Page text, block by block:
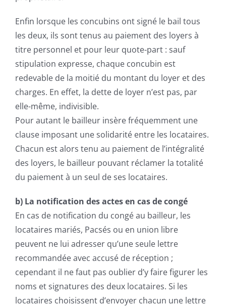
Enfin lorsque les concubins ont signé le bail tous
les deux, ils sont tenus au paiement des loyers à
titre personnel et pour leur quote-part : sauf
stipulation expresse, chaque concubin est
redevable de la moitié du montant du loyer et des
charges. En effet, la dette de loyer n’est pas, par
elle-même, indivisible.
Pour autant le bailleur insère fréquemment une
clause imposant une solidarité entre les locataires.
Chacun est alors tenu au paiement de l’intégralité
des loyers, le bailleur pouvant réclamer la totalité
du paiement à un seul de ses locataires.
b) La notification des actes en cas de congé
En cas de notification du congé au bailleur, les
locataires mariés, Pacsés ou en union libre
peuvent ne lui adresser qu’une seule lettre
recommandée avec accusé de réception ;
cependant il ne faut pas oublier d’y faire figurer les
noms et signatures des deux locataires. Si les
locataires choisissent d’envoyer chacun une lettre